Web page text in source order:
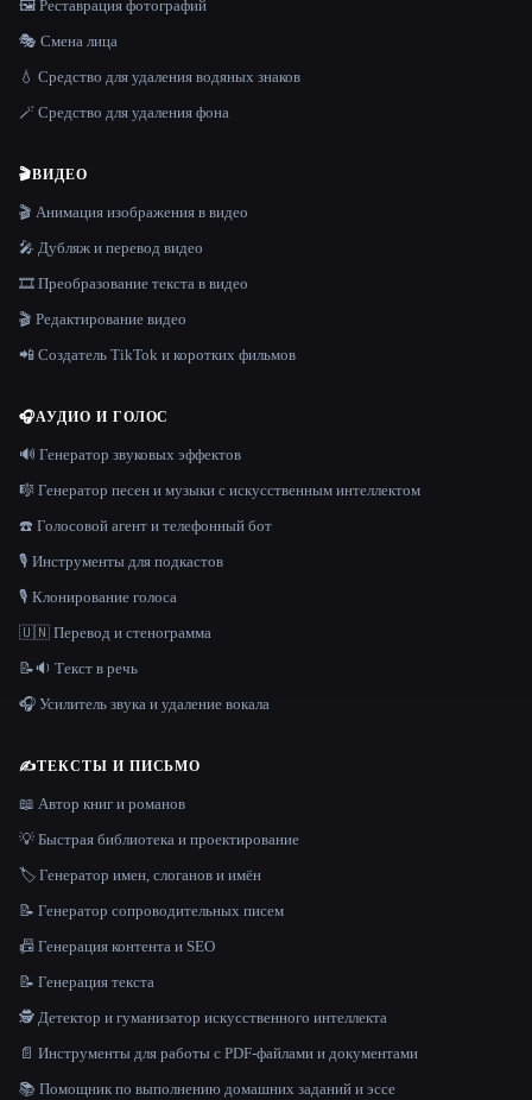
🖼️ Реставрация фотографий
🎭 Смена лица
💧 Средство для удаления водяных знаков
🪄 Средство для удаления фона
🎬ВИДЕО
🎬 Анимация изображения в видео
🎤 Дубляж и перевод видео
🎞️ Преобразование текста в видео
🎬 Редактирование видео
📲 Создатель TikTok и коротких фильмов
🎧АУДИО И ГОЛОС
🔊 Генератор звуковых эффектов
🎼 Генератор песен и музыки с искусственным интеллектом
☎️ Голосовой агент и телефонный бот
🎙️ Инструменты для подкастов
🎙️ Клонирование голоса
🇺🇳 Перевод и стенограмма
📝🔉 Текст в речь
🎧 Усилитель звука и удаление вокала
✍️ТЕКСТЫ И ПИСЬМО
📖 Автор книг и романов
💡 Быстрая библиотека и проектирование
🏷️ Генератор имен, слоганов и имён
📝 Генератор сопроводительных писем
📠 Генерация контента и SEO
📝 Генерация текста
🕵️ Детектор и гуманизатор искусственного интеллекта
📄 Инструменты для работы с PDF-файлами и документами
📚 Помощник по выполнению домашних заданий и эссе